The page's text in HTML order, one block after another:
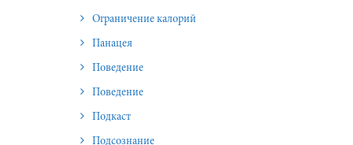
Ограничение калорий
Панацея
Поведение
Поведение
Подкаст
Подсознание